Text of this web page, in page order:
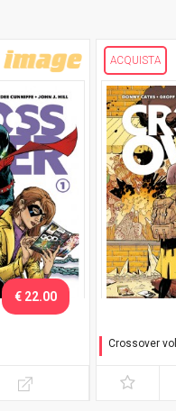
€ 22.00
ACQUISTA
Crossover